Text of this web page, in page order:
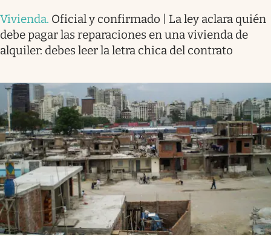
Vivienda. Oficial y confirmado | La ley aclara quién
debe pagar las reparaciones en una vivienda de
alquiler: debes leer la letra chica del contrato